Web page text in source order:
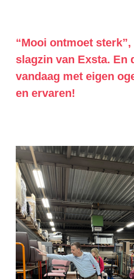
“Mooi ontmoet
slagzin van Exsta. En
vandaag met eigen
en ervaren!